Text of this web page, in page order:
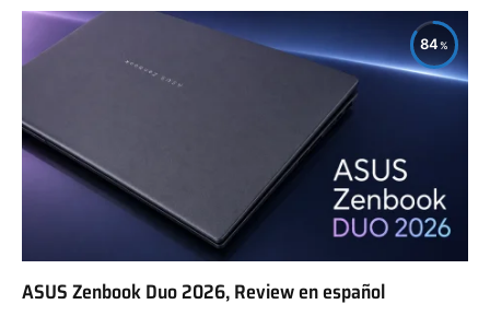
84
ASUS Zenbook Duo 2026, Review en español